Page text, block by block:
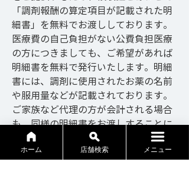
「調剤報酬の算定項目が記載された明
細書」を無料でお渡ししております。
医療費の自己負担がない公費負担医療
の方につきましても、ご希望があれば
明細書を無料で発行いたします。明細
書には、調剤に使用されたお薬の名前
や服用量などが記載されております。
ご家族など代理の方が会計される場合
も、同様の明細書をお渡しすることに
なりますので、明細書の発行を希望さ
れない場合は、お手数ですが会計時に
ホーム 店舗検索 メニュー